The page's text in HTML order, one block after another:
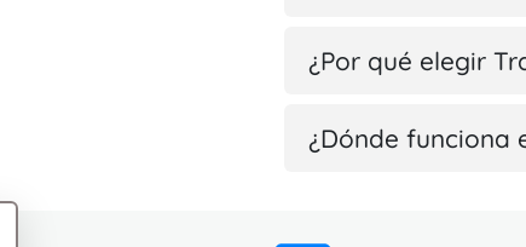
¿Por qué elegir
¿Dónde funciona